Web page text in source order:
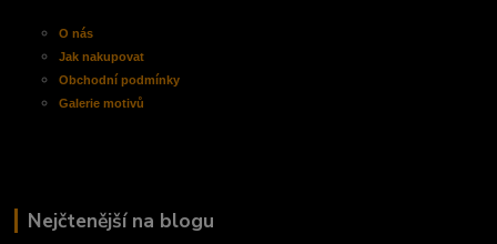
O nás
Jak nakupovat
Obchodnípodmínky
Galerie motivů
Nejčtenější na blogu